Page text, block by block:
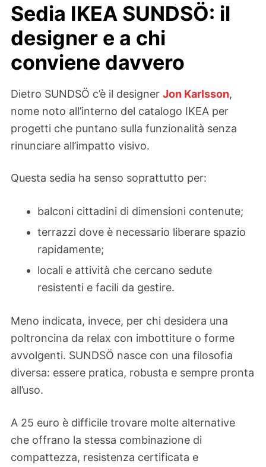
Sedia IKEA SUNDSÖ: il
designer e a chi
conviene davvero
Dietro SUNDSÖ c’è il designer Jon Karlsson,
nome noto all’interno del catalogo IKEA per
progetti che puntano sulla funzionalità senza
rinunciare all’impatto visivo.
Questa sedia ha senso soprattutto per:
balconi cittadini di dimensioni contenute;
terrazzi dove è necessario liberare spazio
rapidamente;
locali e attività che cercano sedute
resistenti e facili da gestire.
Meno indicata, invece, per chi desidera una
poltroncina da relax con imbottiture o forme
avvolgenti. SUNDSÖ nasce con una filosofia
diversa: essere pratica, robusta e sempre pronta
all’uso.
A 25 euro è difficile trovare molte alternative
che offrano la stessa combinazione di
compattezza, resistenza certificata e